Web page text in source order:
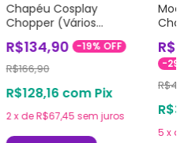
Chapéu Cosplay
Chopper (Vários
Modelos)
R$134,90 -19% OFF
R$166,90
R$128,16comPix
2xdeR$67,45 sem juros
-29
5 xde